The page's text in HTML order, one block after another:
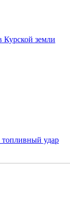
Курской земли
удар